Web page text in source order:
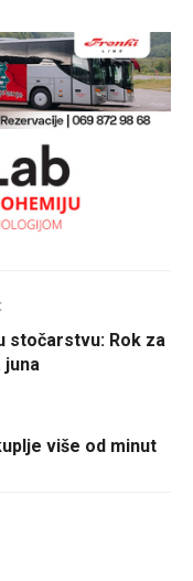
stočarstvu: Rok za
juna
više od minut